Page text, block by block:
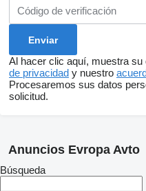
Al hacer clic aquí, muestra
de privacidad y nuestro
Procesaremos sus datos
solicitud.
Anuncios Evropa Avto
Búsqueda